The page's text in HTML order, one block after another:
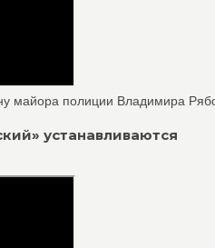
майора полиции Владимира
устанавливаются